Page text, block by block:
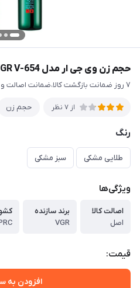
حجم زن وی جی ار مدل VGR V-654
۷ روز ضمانت بازگشت کالا،ضمانت اصالت و سلامت کالا
از 7 نظر حجم زن
رنگ
طلایی مشکی سبز مشکی
ویژگی‌ها
اصالت کالا
اصل
برند سازنده
VGR
قیمت:
افزودن به